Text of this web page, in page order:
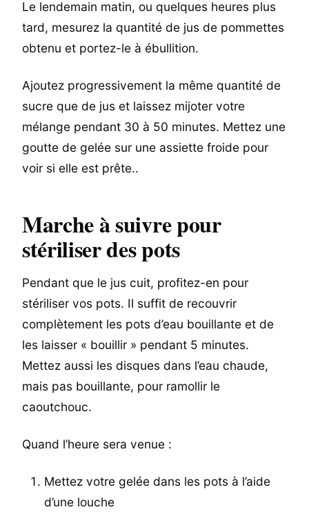
Le lendemain matin, ou quelques heures plus
tard, mesurez la quantité de jus de pommettes
obtenu et portez-le à ébullition.
Ajoutez progressivement la même quantité de
sucre que de jus et laissez mijoter votre
mélange pendant 30 à 50 minutes. Mettez une
goutte de gelée sur une assiette froide pour
voir si elle est prête..
Marche à suivre pour
stériliser des pots
Pendant que le jus cuit, profitez-en pour
stériliser vos pots. Il suffit de recouvrir
complètement les pots d’eau bouillante et de
les laisser « bouillir » pendant 5 minutes.
Mettez aussi les disques dans l’eau chaude,
mais pas bouillante, pour ramollir le
caoutchouc.
Quand l’heure sera venue :
Mettez votre gelée dans les pots à l’aide
d’une louche